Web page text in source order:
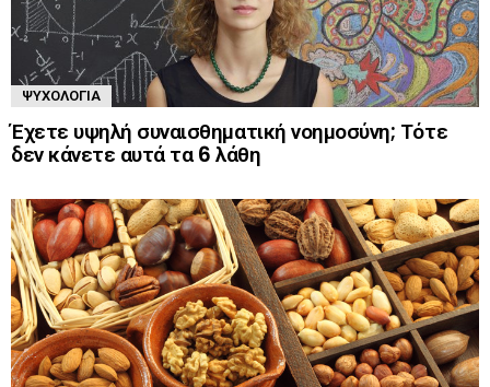
ΨΥΧΟΛΟΓΊΑ
Έχετε υψηλή συναισθηματική νοημοσύνη; Τότε
δεν κάνετε αυτά τα 6 λάθη